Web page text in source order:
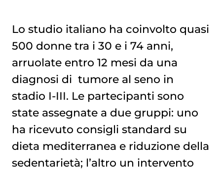
Lo studio italiano ha coinvolto quasi
500 donne tra i 30 e i 74 anni,
arruolate entro 12 mesi da una
diagnosi di tumore al seno in
stadio I-III. Le partecipanti sono
state assegnate a due gruppi: uno
ha ricevuto consigli standard su
dieta mediterranea e riduzione della
sedentarietà; l’altro un intervento